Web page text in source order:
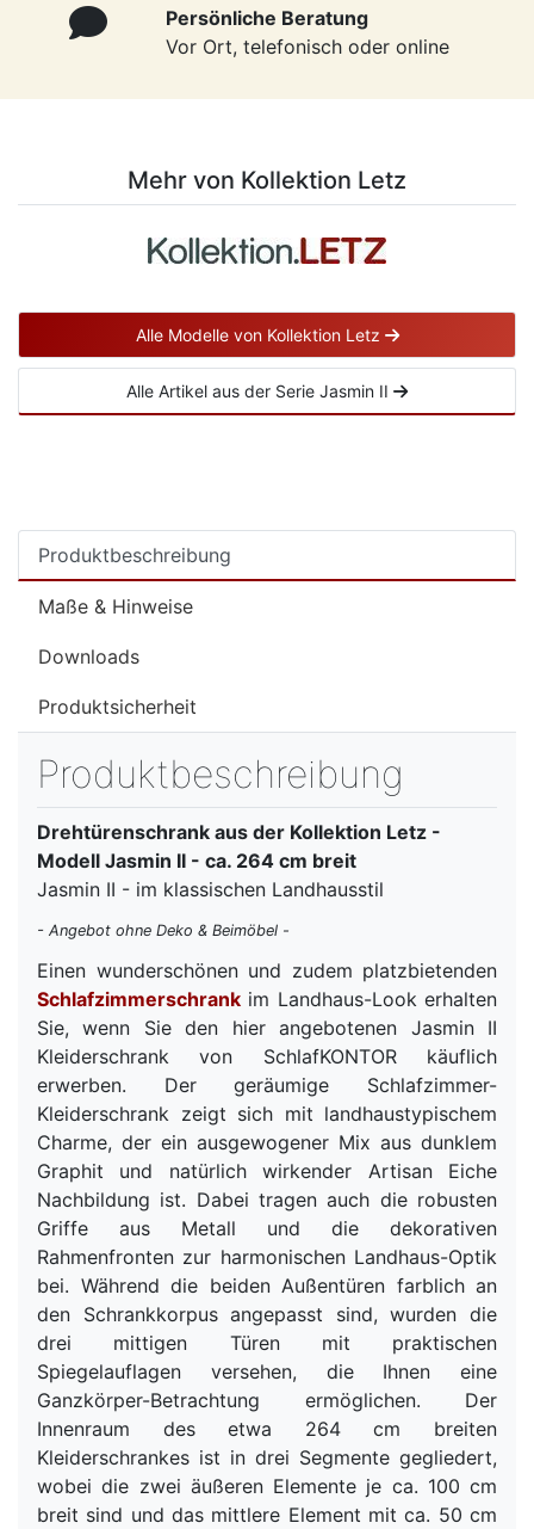
Persönliche Beratung
Vor Ort, telefonisch oder online
Mehr von Kollektion Letz
Alle Modelle von Kollektion Letz
Alle Artikel aus der Serie Jasmin II
Produktbeschreibung
Maße & Hinweise
Downloads
Produktsicherheit
Produktbeschreibung
Drehtürenschrank aus der Kollektion Letz -
Modell Jasmin II - ca. 264 cm breit
Jasmin II - im klassischen Landhausstil
- Angebot ohne Deko & Beimöbel -
Einen wunderschönen und zudem platzbietenden
Schlafzimmerschrank im Landhaus-Look erhalten
Sie, wenn Sie den hier angebotenen Jasmin II
Kleiderschrank von SchlafKONTOR käuflich
erwerben. Der geräumige Schlafzimmer-
Kleiderschrank zeigt sich mit landhaustypischem
Charme, der ein ausgewogener Mix aus dunklem
Graphit und natürlich wirkender Artisan Eiche
Nachbildung ist. Dabei tragen auch die robusten
Griffe aus Metall und die dekorativen
Rahmenfronten zur harmonischen Landhaus-Optik
bei. Während die beiden Außentüren farblich an
den Schrankkorpus angepasst sind, wurden die
drei mittigen Türen mit praktischen
Spiegelauflagen versehen, die Ihnen eine
Ganzkörper-Betrachtung ermöglichen. Der
Innenraum des etwa 264 cm breiten
Kleiderschrankes ist in drei Segmente gegliedert,
wobei die zwei äußeren Elemente je ca. 100 cm
breit sind und das mittlere Element mit ca. 50 cm